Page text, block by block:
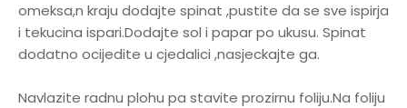
omeksa,n kraju dodajte spinat ,pustite da se sve ispirja
i tekucina ispari.Dodajte sol i papar po ukusu. Spinat
dodatno ocijedite u cjedalici ,nasjeckajte ga.
Navlazite radnu plohu pa stavite prozirnu foliju.Na foliju